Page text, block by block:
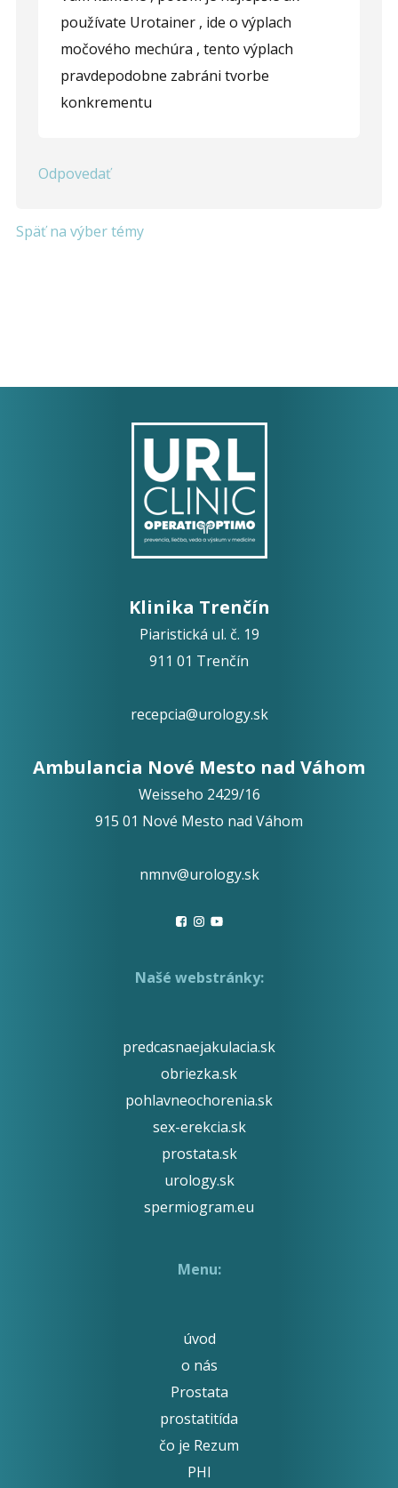
používate Urotainer , ide o výplach
močového mechúra , tento výplach
pravdepodobne zabráni tvorbe
konkrementu
Odpovedať
Späť na výber témy
Klinika Trenčín
Piaristická ul. č. 19
911 01 Trenčín
recepcia@urology.sk
Ambulancia Nové Mesto nad Váhom
Weisseho 2429/16
915 01 Nové Mesto nad Váhom
nmnv@urology.sk
Našé webstránky:
predcasnaejakulacia.sk
obriezka.sk
pohlavneochorenia.sk
sex-erekcia.sk
prostata.sk
urology.sk
spermiogram.eu
Menu:
úvod
o nás
Prostata
prostatitída
čo je Rezum
PHI